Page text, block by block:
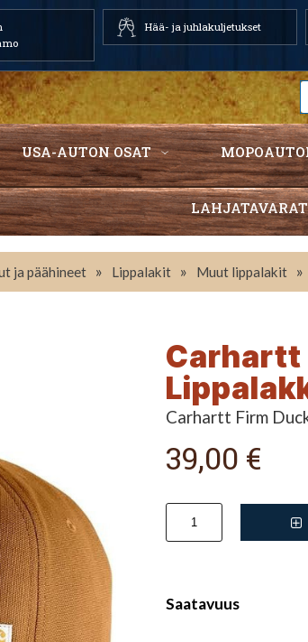
Hää- ja juhlakuljetukset
USA-AUTON OSAT
LAHJATAVARAT
ja päähineet » Lippalakit » Muut lippalakit »
Carhartt
Carhartt Firm
39,00 €
Saatavuus